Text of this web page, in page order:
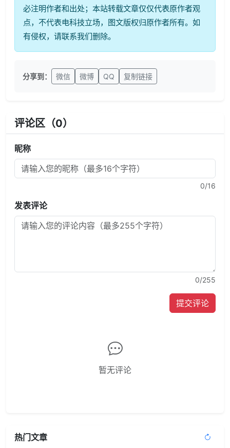
必注明作者和出处；本站转载文章仅仅代表原作者观
点，不代表电科技立场，图文版权归原作者所有。如
有侵权，请联系我们删除。
分享到： 微信 微博 QQ 复制链接
评论区（0）
昵称
0/16
发表评论
0/255
提交评论
暂无评论
热门文章